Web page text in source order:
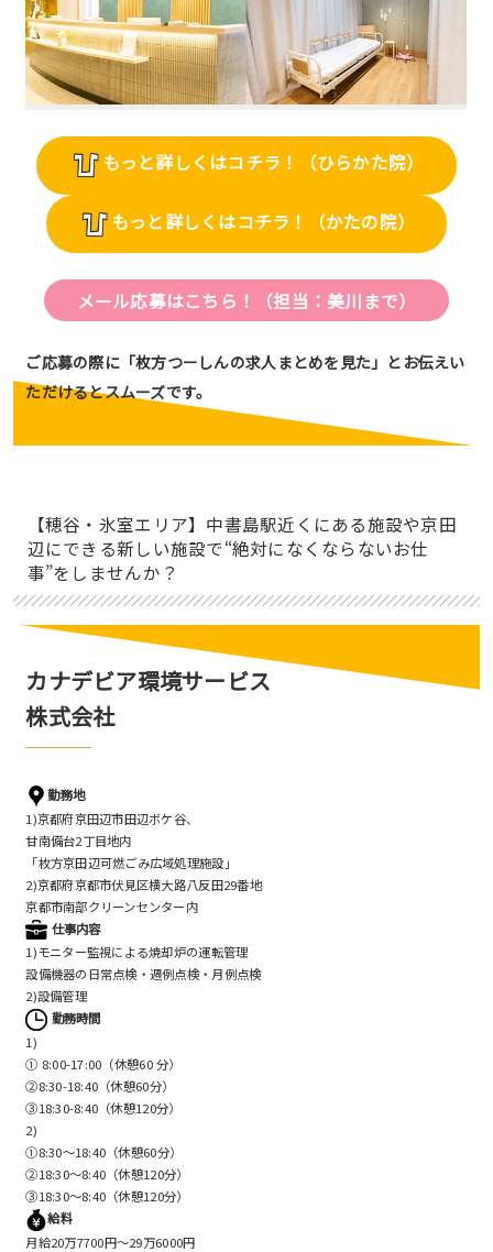
もっと詳しくはコチラ！ （ひらかた院）
もっと詳しくはコチラ！ （かたの院）
メール応募はこちら！ （担当：美川まで）
ご応募の際に「枚方つーしんの求人まとめを見た」とお伝えい
ただけるとスムーズです。
【穂谷・氷室エリア】中書島駅近くにある施設や京田
辺にできる新しい施設で“絶対になくならないお仕
事”をしませんか？
カナデビア環境サービス
株式会社
勤務地
1)京都府京田辺市田辺ボケ谷、
甘南備台2丁目地内
「枚方京田辺可燃ごみ広域処理施設」
2)京都府京都市伏見区横大路八反田29番地
京都市南部クリーンセンター内
仕事内容
1)モニター監視による焼却炉の運転管理
設備機器の日常点検・週例点検・月例点検
2)設備管理
勤務時間
1)
① 8:00-17:00（休憩60 分）
②8:30-18:40（休憩60分）
③18:30-8:40（休憩120分）
2)
①8:30〜18:40（休憩60分）
②18:30～8:40（休憩120分）
③18:30～8:40（休憩120分）
給料
月給20万7700円〜29万6000円